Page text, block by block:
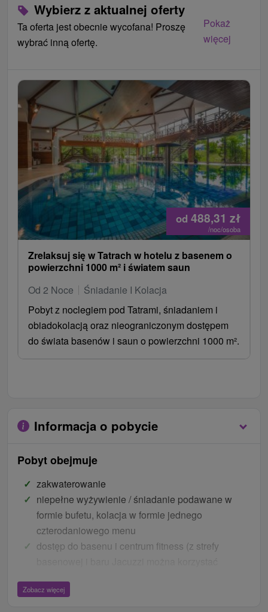
Wybierz z aktualnej oferty
Ta oferta jest obecnie wycofana! Proszę
wybrać inną ofertę.
Pokaż
więcej
od 488,31 zł
/noc/osoba
Zrelaksuj się w Tatrach w hotelu z basenem o
powierzchni 1000 m² i światem saun
Od 2 Noce
Śniadanie I Kolacja
Pobyt z noclegiem pod Tatrami, śniadaniem i
obiadokolacją oraz nieograniczonym dostępem
do świata basenów i saun o powierzchni 1000 m².
Informacja o pobycie
Pobyt obejmuje
zakwaterowanie
niepełne wyżywienie / śniadanie podawane w
formie bufetu, kolacja w formie jednego
czterodaniowego menu
dostęp do basenu i centrum fitness (z strefy
13:00 - 21:00)
Zobacz więcej